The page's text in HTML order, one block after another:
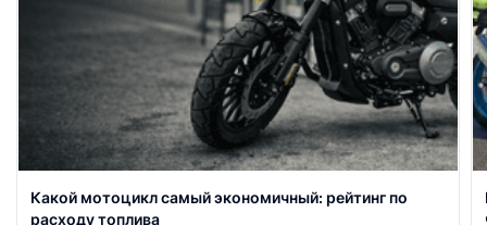
Какой мотоцикл самый экономичный: рейтинг по
расходу топлива